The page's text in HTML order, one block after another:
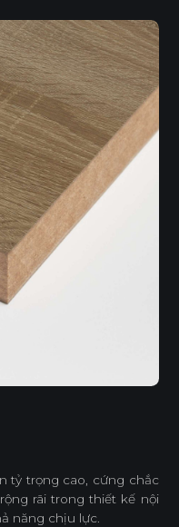
tỷ trọng cao, cứng chắc
rãi trong thiết kế nội
năng chịu lực.